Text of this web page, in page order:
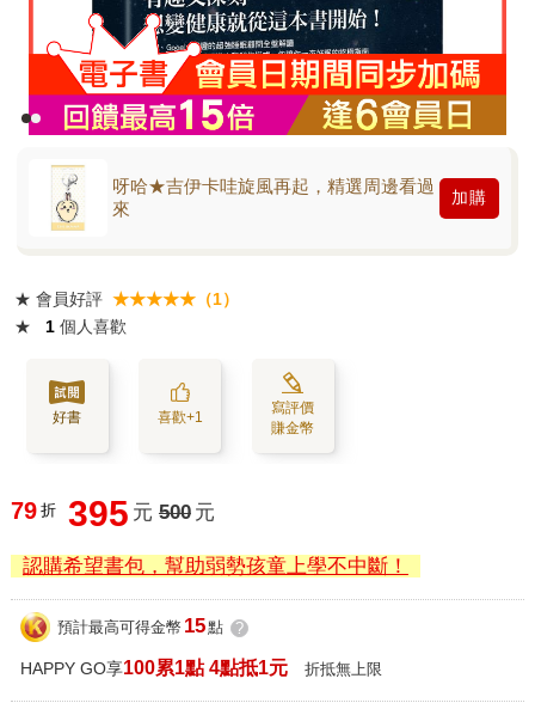
呀哈★吉伊卡哇旋風再起，精選周邊看過
來
加購
★ 會員好評 ★★★★★（1）
★
1 個人喜歡
好書 喜歡+1
寫評價
賺金幣
79 折 395 元 500 元
認購希望書包，幫助弱勢孩童上學不中斷！
預計最高可得金幣 15點 ?
HAPPY GO享100累1點 4點抵1元 折抵無上限